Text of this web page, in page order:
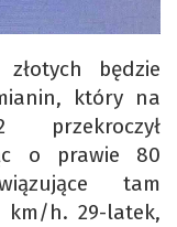
będzie
który na
przekroczył
o prawie 80
tam
km/h. 29-latek,